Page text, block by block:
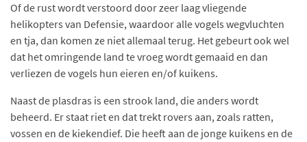
Of de rust wordt verstoord door zeer laag vliegende
helikopters van Defensie, waardoor alle vogels wegvluchten
en tja, dan komen ze niet allemaal terug. Het gebeurt ook wel
dat het omringende land te vroeg wordt gemaaid en dan
verliezen de vogels hun eieren en/of kuikens.
Naast de plasdras is een strook land, die anders wordt
beheerd. Er staat riet en dat trekt rovers aan, zoals ratten,
vossen en de kiekendief. Die heeft aan de jonge kuikens en de